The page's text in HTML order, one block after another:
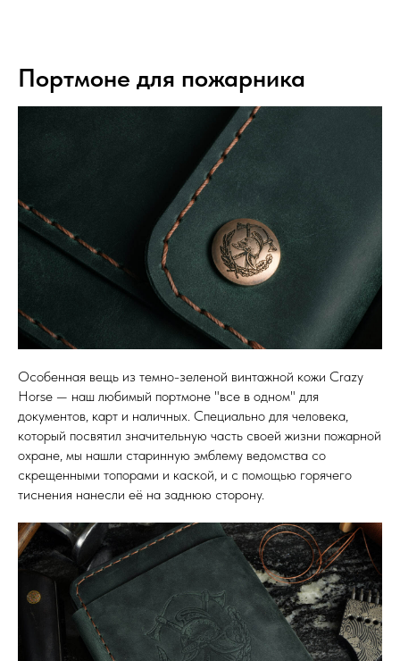
Портмоне для пожарника
Особенная вещь из темно-зеленой винтажной кожи Crazy
Horse — наш любимый портмоне "все в одном" для
документов, карт и наличных. Специально для человека,
который посвятил значительную часть своей жизни пожарной
охране, мы нашли старинную эмблему ведомства со
скрещенными топорами и каской, и с помощью горячего
тиснения нанесли её на заднюю сторону.